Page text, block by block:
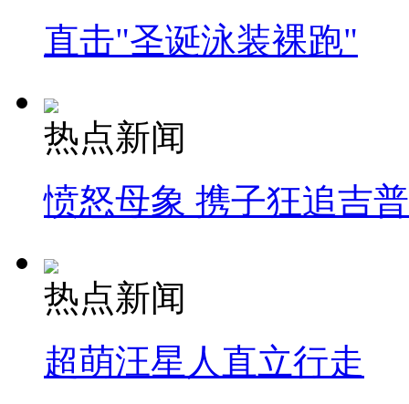
直击"圣诞泳装裸跑"
热点新闻
愤怒母象 携子狂追吉
热点新闻
超萌汪星人直立行走